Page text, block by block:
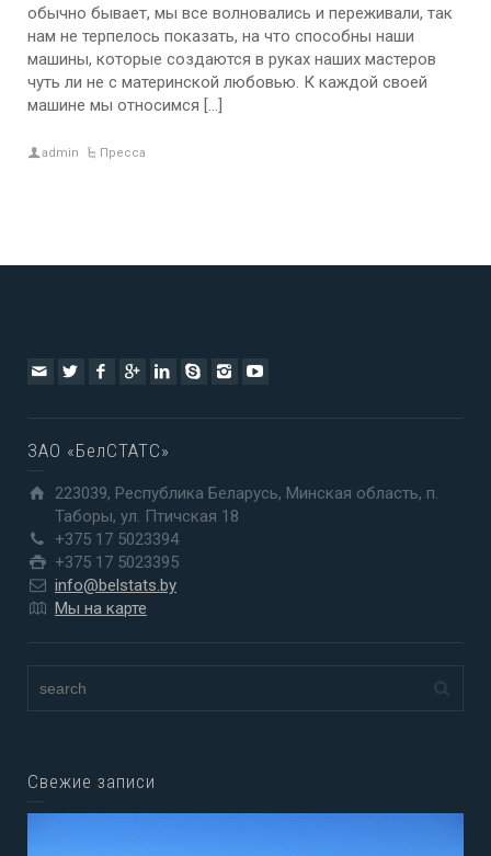
обычно бывает, мы все волновались и переживали, так
нам не терпелось показать, на что способны наши
машины, которые создаются в руках наших мастеров
чуть ли не с материнской любовью. К каждой своей
машине мы относимся […]
admin Пресса
ЗАО «БелСТАТС»
223039, Республика Беларусь, Минская область, п.
Таборы, ул. Птичская 18
+375 17 5023394
+375 17 5023395
info@belstats.by
Мы на карте
Свежие записи